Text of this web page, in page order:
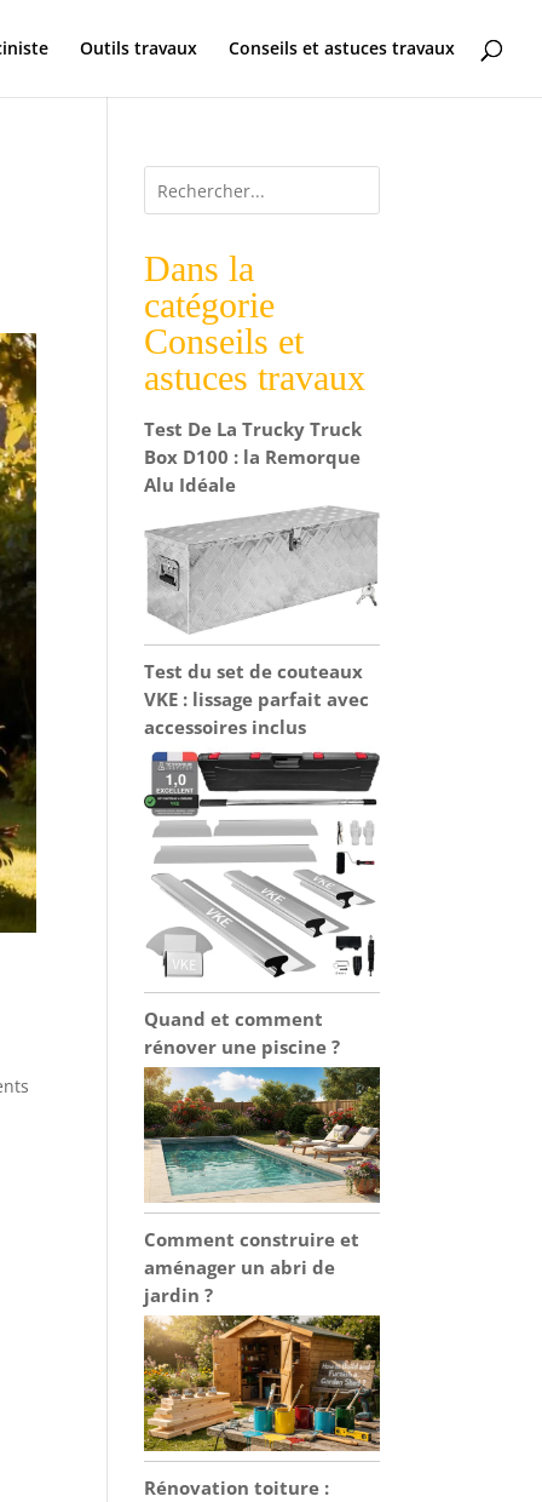
Outils travaux Conseils et astuces travaux
Dans la
catégorie
Conseils et
astuces travaux
Test De La Trucky Truck
Box D100 : la Remorque
Alu Idéale
Test du set de couteaux
VKE : lissage parfait avec
accessoires inclus
Quand et comment
rénover une piscine ?
Comment construire et
aménager un abri de
jardin ?
Rénovation toiture :